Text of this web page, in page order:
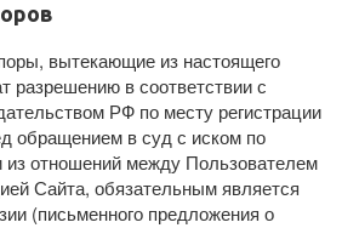
вытекающие из настоящего
разрешению в соответствии с
РФ по месту регистрации
обращением в суд с иском по
отношений между Пользователем
Сайта, обязательным является
(письменного предложения о